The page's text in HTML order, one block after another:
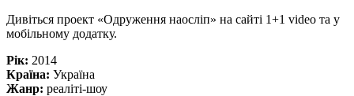
Дивіться проект «Одруження наосліп» на сайті 1+1 video та у
мобільному додатку.
Рік: 2014
Країна: Україна
Жанр: реаліті-шоу